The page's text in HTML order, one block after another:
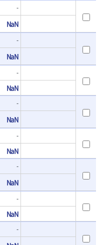
-
NaN
-
NaN
-
NaN
-
NaN
-
NaN
-
NaN
-
NaN
-